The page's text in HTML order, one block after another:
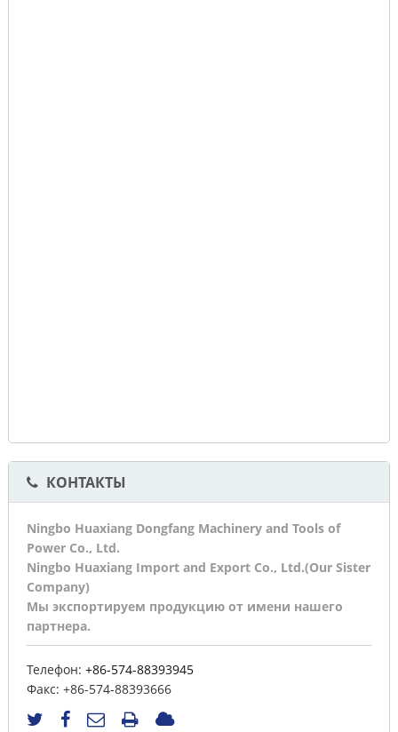
КОНТАКТЫ
Ningbo Huaxiang Dongfang Machinery and Tools of
Power Co., Ltd.
Ningbo Huaxiang Import and Export Co., Ltd.(Our Sister
Company)
Мы экспортируем продукцию от имени нашего
партнера.
Телефон: +86-574-88393945
Факс: +86-574-88393666